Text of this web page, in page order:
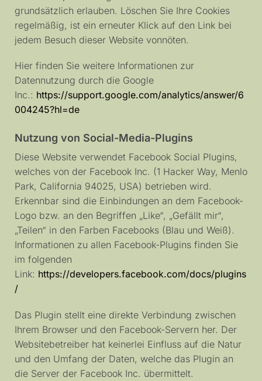
grundsätzlich erlauben. Löschen Sie Ihre Cookies
regelmäßig, ist ein erneuter Klick auf den Link bei
jedem Besuch dieser Website vonnöten.
Hier finden Sie weitere Informationen zur
Datennutzung durch die Google
Inc.: https://support.google.com/analytics/answer/6
004245?hl=de
Nutzung von Social-Media-Plugins
Diese Website verwendet Facebook Social Plugins,
welches von der Facebook Inc. (1 Hacker Way, Menlo
Park, California 94025, USA) betrieben wird.
Erkennbar sind die Einbindungen an dem Facebook-
Logo bzw. an den Begriffen „Like“, „Gefällt mir“,
„Teilen“ in den Farben Facebooks (Blau und Weiß).
Informationen zu allen Facebook-Plugins finden Sie
im folgenden
Link: https://developers.facebook.com/docs/plugins
/
Das Plugin stellt eine direkte Verbindung zwischen
Ihrem Browser und den Facebook-Servern her. Der
Websitebetreiber hat keinerlei Einfluss auf die Natur
und den Umfang der Daten, welche das Plugin an
die Server der Facebook Inc. übermittelt.